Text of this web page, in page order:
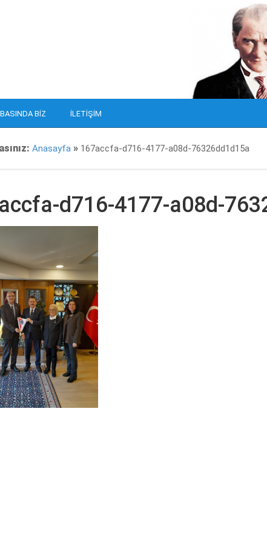
BASINDA BIZ İLETIŞIM
Anasayfa » 167accfa-d716-4177-a08d-76326dd1d15a
d716-4177-a08d-